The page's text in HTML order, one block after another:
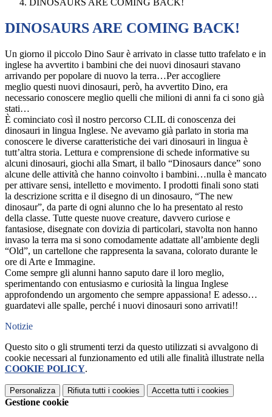
DINOSAURS ARE COMING BACK!
DINOSAURS ARE COMING BACK!
Un giorno il piccolo Dino Saur è arrivato in classe tutto trafelato e in
inglese ha avvertito i bambini che dei nuovi dinosauri stavano
arrivando per popolare di nuovo la terra…Per accogliere
meglio questi nuovi dinosauri, però, ha avvertito Dino, era
necessario conoscere meglio quelli che milioni di anni fa ci sono già
stati…
È cominciato così il nostro percorso CLIL di conoscenza dei
dinosauri in lingua Inglese. Ne avevamo già parlato in storia ma
conoscere le diverse caratteristiche dei vari dinosauri in lingua è
tutt’altra storia. Lettura e comprensione di schede informative su
alcuni dinosauri, giochi alla Smart, il ballo “Dinosaurs dance” sono
alcune delle attività che hanno coinvolto i bambini…nulla è mancato
per attivare sensi, intelletto e movimento. I prodotti finali sono stati
la descrizione scritta e il disegno di un dinosauro, “The new
dinosaur”, da parte di ogni alunno che lo ha presentato al resto
della classe. Tutte queste nuove creature, davvero curiose e
fantasiose, disegnate con dovizia di particolari, stavolta non hanno
invaso la terra ma si sono comodamente adattate all’ambiente degli
“Old”, un cartellone che rappresenta la savana, colorato durante le
ore di Arte e Immagine.
Come sempre gli alunni hanno saputo dare il loro meglio,
sperimentando con entusiasmo e curiosità la lingua Inglese
approfondendo un argomento che sempre appassiona! E adesso…
guardatevi alle spalle, perché i nuovi dinosauri sono arrivati!!
Notizie
Questo sito o gli strumenti terzi da questo utilizzati si avvalgono di
cookie necessari al funzionamento ed utili alle finalità illustrate nella
COOKIE POLICY.
Personalizza Rifiuta tutti i cookies Accetta tutti i cookies
Gestione cookie